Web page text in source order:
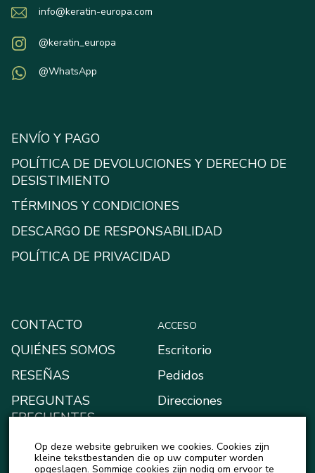
info@keratin-europa.com
@keratin_europa
@WhatsApp
ENVÍO Y PAGO
POLÍTICA DE DEVOLUCIONES Y DERECHO DE
DESISTIMIENTO
TÉRMINOS Y CONDICIONES
DESCARGO DE RESPONSABILIDAD
POLÍTICA DE PRIVACIDAD
CONTACTO
QUIÉNES SOMOS
RESEÑAS
PREGUNTAS
FRECUENTES
BLOG
NOTICIAS
ACCESO
Escritorio
Pedidos
Direcciones
Mi monedero
Op deze website gebruiken we cookies. Cookies zijn
kleine tekstbestanden die op uw computer worden
opgeslagen. Sommige cookies zijn nodig om ervoor te